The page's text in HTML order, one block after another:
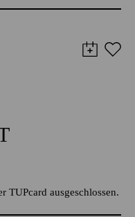
TUPcard ausgeschlossen.